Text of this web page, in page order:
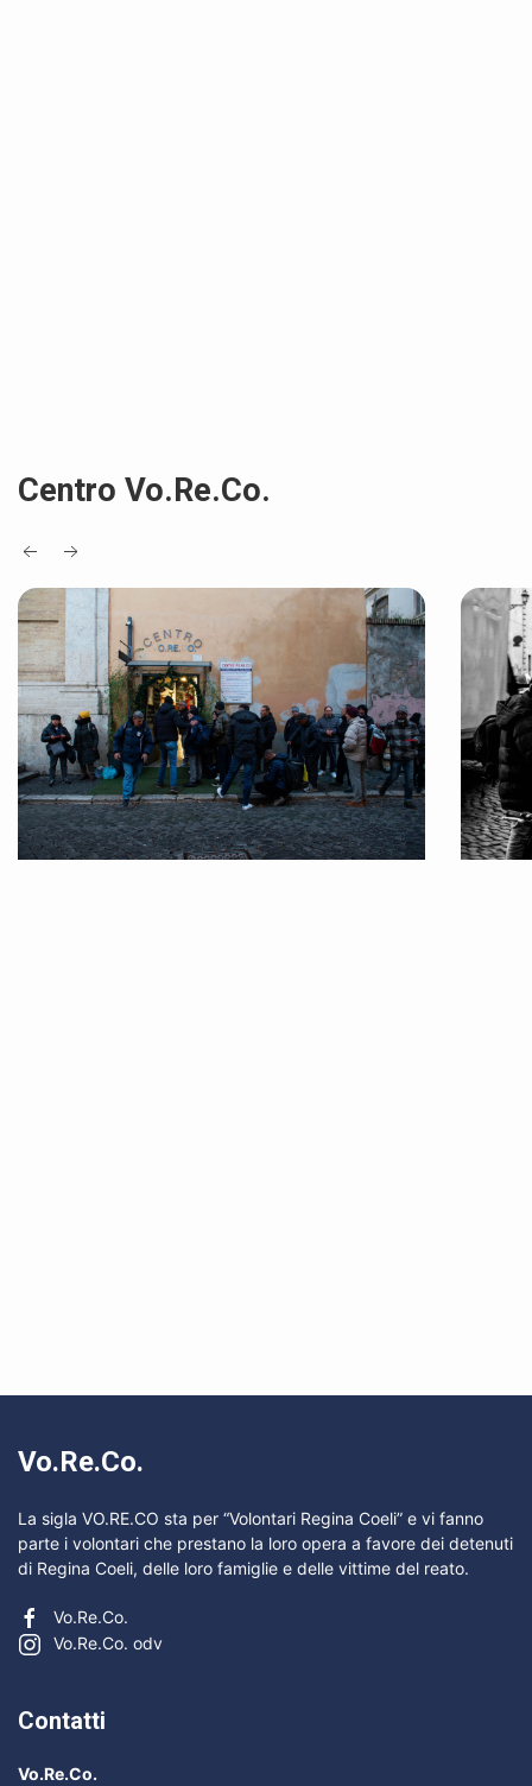
Centro Vo.Re.Co.
Vo.Re.Co.
La sigla VO.RE.CO sta per “Volontari Regina Coeli” e vi fanno
parte i volontari che prestano la loro opera a favore dei detenuti
di Regina Coeli, delle loro famiglie e delle vittime del reato.
Vo.Re.Co.
Vo.Re.Co. odv
Contatti
Vo.Re.Co.